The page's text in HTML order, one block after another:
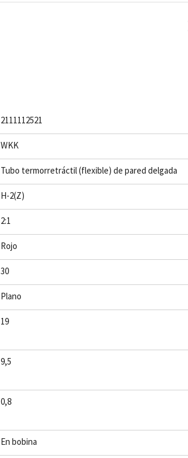
2111112521
WKK
Tubo termorretráctil (flexible) de pared delgada
H-2(Z)
2:1
Rojo
30
Plano
19
9,5
0,8
En bobina